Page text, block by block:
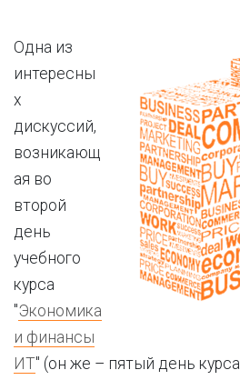
Одна из
интересны
х
дискуссий,
возникающ
ая во
второй
день
учебного
курса
"Экономика
и финансы
ИТ" (он же – пятый день курса